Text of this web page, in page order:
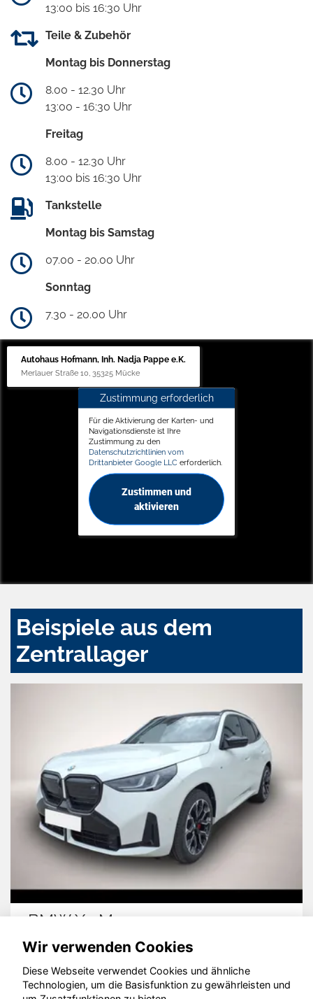
13:00 bis 16:30 Uhr
Teile & Zubehör
Montag bis Donnerstag
8.00 - 12.30 Uhr
13:00 - 16:30 Uhr
Freitag
8.00 - 12.30 Uhr
13:00 bis 16:30 Uhr
Tankstelle
Montag bis Samstag
07.00 - 20.00 Uhr
Sonntag
7.30 - 20.00 Uhr
Autohaus Hofmann, Inh. Nadja Pappe e.K.
Merlauer Straße 10, 35325 Mücke
Zustimmung erforderlich
Für die Aktivierung der Karten- und
Navigationsdienste ist Ihre
Zustimmung zu den
Datenschutzrichtlinien vom
Drittanbieter Google LLC erforderlich.
Zustimmen und
aktivieren
Beispiele aus dem
Zentrallager
BMW X3 M50
Wir verwenden Cookies
Diese Webseite verwendet Cookies und ähnliche
Technologien, um die Basisfunktion zu gewährleisten und